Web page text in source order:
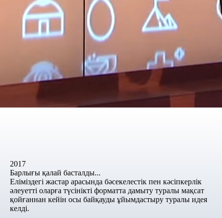
2017
Барлығы қалай басталды...
Еліміздегі жастар арасында бәсекелестік пен кәсіпкерлік
әлеуетті оларға түсінікті форматта дамыту туралы мақсат
қойғаннан кейін осы байқауды ұйымдастыру туралы идея
келді.